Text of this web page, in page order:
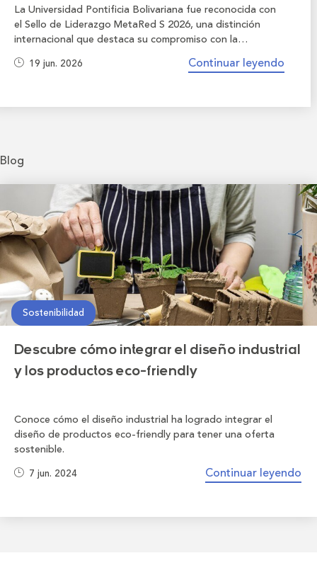
La Universidad Pontificia Bolivariana fue reconocida con
el Sello de Liderazgo MetaRed S 2026, una distinción
internacional que destaca su compromiso con la
sostenibilidad y la integración de criterios ambientales,
sociales y de gobernanza en su gestión institucional.
19 jun. 2026 Continuar leyendo
Blog
Sostenibilidad
Descubre cómo integrar el diseño industrial
y los productos eco-friendly
Conoce cómo el diseño industrial ha logrado integrar el
diseño de productos eco-friendly para tener una oferta
sostenible.
7 jun. 2024 Continuar leyendo